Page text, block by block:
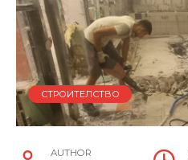
СТРОИТЕЛСТВО
AUTHOR